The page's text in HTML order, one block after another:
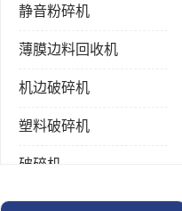
静音粉碎机
薄膜边料回收机
机边破碎机
塑料破碎机
破碎机
强力粉碎机